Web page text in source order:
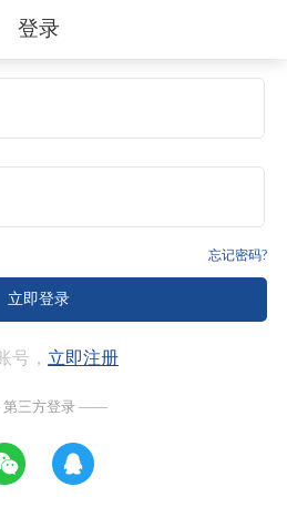
登录
忘记密码?
号， 立即注册
三方登录 ——